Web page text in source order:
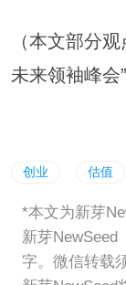
（本文部分
未来领袖峰会
创业 估值
*本文为新芽
新芽NewSeed
字。微信转载